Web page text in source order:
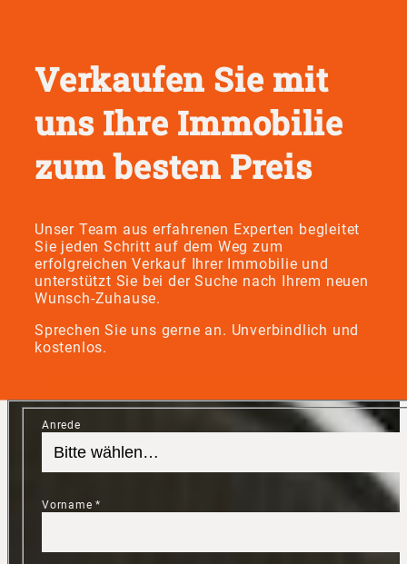
Verkaufen Sie mit
uns Ihre Immobilie
zum besten Preis
Unser Team aus erfahrenen Experten begleitet
Sie jeden Schritt auf dem Weg zum
erfolgreichen Verkauf Ihrer Immobilie und
unterstützt Sie bei der Suche nach Ihrem neuen
Wunsch-Zuhause.
Sprechen Sie uns gerne an. Unverbindlich und
kostenlos.
Anrede
Vorname*